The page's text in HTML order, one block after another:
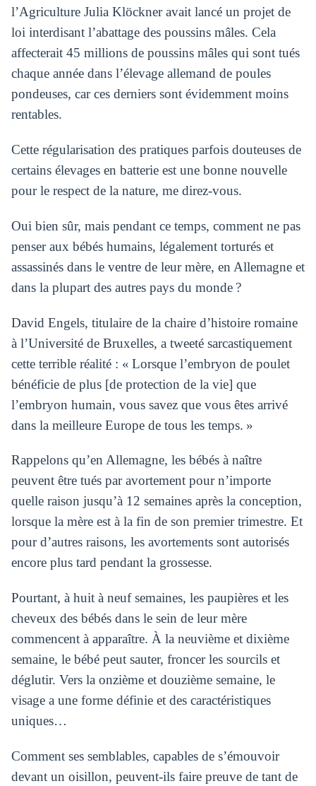
l’Agriculture Julia Klöckner avait lancé un projet de
loi interdisant l’abattage des poussins mâles. Cela
affecterait 45 millions de poussins mâles qui sont tués
chaque année dans l’élevage allemand de poules
pondeuses, car ces derniers sont évidemment moins
rentables.
Cette régularisation des pratiques parfois douteuses de
certains élevages en batterie est une bonne nouvelle
pour le respect de la nature, me direz-vous.
Oui bien sûr, mais pendant ce temps, comment ne pas
penser aux bébés humains, légalement torturés et
assassinés dans le ventre de leur mère, en Allemagne et
dans la plupart des autres pays du monde ?
David Engels, titulaire de la chaire d’histoire romaine
à l’Université de Bruxelles, a tweeté sarcastiquement
cette terrible réalité : « Lorsque l’embryon de poulet
bénéficie de plus [de protection de la vie] que
l’embryon humain, vous savez que vous êtes arrivé
dans la meilleure Europe de tous les temps. »
Rappelons qu’en Allemagne, les bébés à naître
peuvent être tués par avortement pour n’importe
quelle raison jusqu’à 12 semaines après la conception,
lorsque la mère est à la fin de son premier trimestre. Et
pour d’autres raisons, les avortements sont autorisés
encore plus tard pendant la grossesse.
Pourtant, à huit à neuf semaines, les paupières et les
cheveux des bébés dans le sein de leur mère
commencent à apparaître. À la neuvième et dixième
semaine, le bébé peut sauter, froncer les sourcils et
déglutir. Vers la onzième et douzième semaine, le
visage a une forme définie et des caractéristiques
uniques…
Comment ses semblables, capables de s’émouvoir
devant un oisillon, peuvent-ils faire preuve de tant de